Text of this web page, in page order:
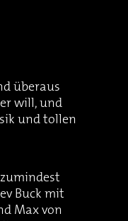
überaus
will, und
und tollen
Buck mit
Max von